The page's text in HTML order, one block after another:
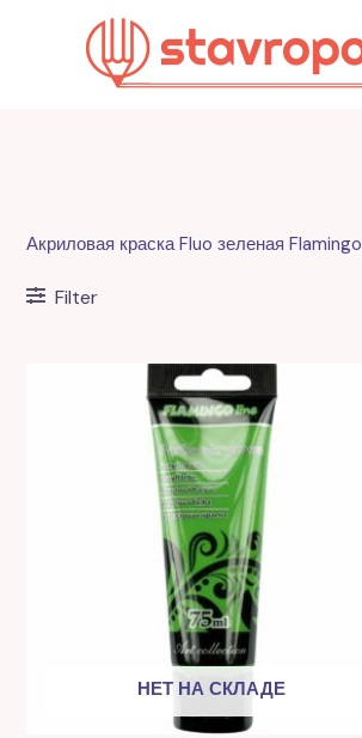
содержимому
Акриловая краска Fluo зеленая Flamingo
Filter
НЕТ НА СКЛАДЕ